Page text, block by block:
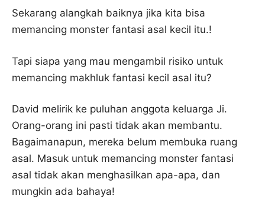
Sekarang alangkah baiknya jika kita bisa
memancing monster fantasi asal kecil itu.!
Tapi siapa yang mau mengambil risiko untuk
memancing makhluk fantasi kecil asal itu?
David melirik ke puluhan anggota keluarga Ji.
Orang-orang ini pasti tidak akan membantu.
Bagaimanapun, mereka belum membuka ruang
asal. Masuk untuk memancing monster fantasi
asal tidak akan menghasilkan apa-apa, dan
mungkin ada bahaya!